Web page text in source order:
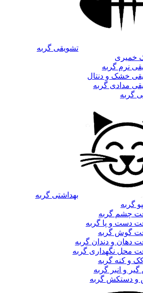
تشویقی گربه
خمیری
نرم گربه
خشک و دنتال
مدادی گربه
گربه
بهداشتی گربه
گربه
چشم گربه
دست و پا گربه
گوش گربه
دهان و دندان گربه
محل نگهداری گربه
و کنه گربه
گیر و انبر گربه
و دستکش گربه